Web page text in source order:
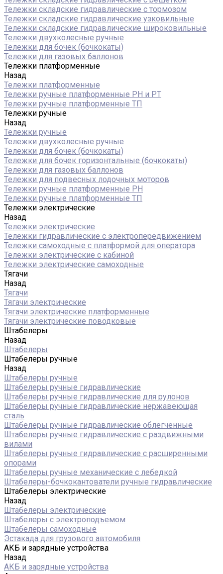
Тележки складские гидравлические с тормозом
Тележки складские гидравлические узковильные
Тележки складские гидравлические широковильные
Тележки двухколесные ручные
Тележки для бочек (бочкокаты)
Тележки для газовых баллонов
Тележки платформенные
Назад
Тележки платформенные
Тележки ручные платформенные PH и PT
Тележки ручные платформенные ТП
Тележки ручные
Назад
Тележки ручные
Тележки двухколесные ручные
Тележки для бочек (бочкокаты)
Тележки для бочек горизонтальные (бочкокаты)
Тележки для газовых баллонов
Тележки для подвесных лодочных моторов
Тележки ручные платформенные PH
Тележки ручные платформенные ТП
Тележки электрические
Назад
Тележки электрические
Тележки гидравлические с электропередвижением
Тележки самоходные с платформой для оператора
Тележки электрические с кабиной
Тележки электрические самоходные
Тягачи
Назад
Тягачи
Тягачи электрические
Тягачи электрические платформенные
Тягачи электрические поводковые
Штабелеры
Назад
Штабелеры
Штабелеры ручные
Назад
Штабелеры ручные
Штабелеры ручные гидравлические
Штабелеры ручные гидравлические для рулонов
Штабелеры ручные гидравлические нержавеющая
сталь
Штабелеры ручные гидравлические облегченные
Штабелеры ручные гидравлические с раздвижными
вилами
Штабелеры ручные гидравлические с расширенными
опорами
Штабелеры ручные механические с лебедкой
Штабелеры-бочкокантователи ручные гидравлические
Штабелеры электрические
Назад
Штабелеры электрические
Штабелеры с электроподъемом
Штабелеры самоходные
Эстакада для грузового автомобиля
АКБ и зарядные устройства
Назад
АКБ и зарядные устройства